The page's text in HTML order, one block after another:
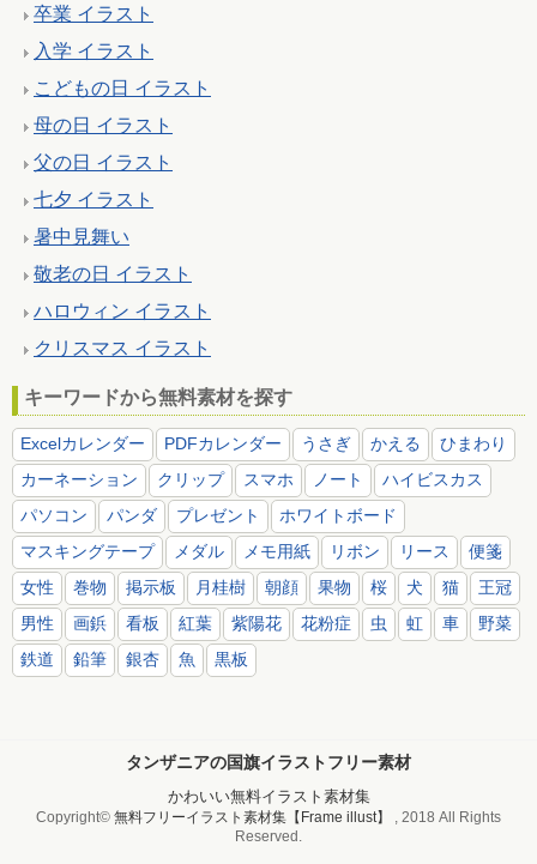
卒業 イラスト
入学 イラスト
こどもの日 イラスト
母の日 イラスト
父の日 イラスト
七夕 イラスト
暑中見舞い
敬老の日 イラスト
ハロウィン イラスト
クリスマス イラスト
キーワードから無料素材を探す
Excelカレンダー PDFカレンダー うさぎ かえる
ひまわり
カーネーション
クリップ スマホ ノート
ハイビスカス
パソコン
パンダ プレゼント
ホワイトボード
マスキングテープ
メダル メモ用紙 リボン リース
便箋
女性
巻物 掲示板 月桂樹 朝顔 果物 桜 犬 猫
王冠
男性
画鋲 看板 紅葉 紫陽花 花粉症 虫 虹 車
野菜
鉄道
鉛筆 銀杏 魚 黒板
タンザニアの国旗イラストフリー素材
かわいい無料イラスト素材集
Copyright© 無料フリーイラスト素材集【Frame illust】
, 2018 All Rights
Reserved.